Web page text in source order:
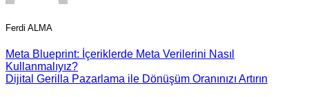
Ferdi ALMA
Meta Blueprint: İçeriklerde Meta Verilerini Nasıl
Kullanmalıyız?
Dijital Gerilla Pazarlama ile Dönüşüm Oranınızı Artırın